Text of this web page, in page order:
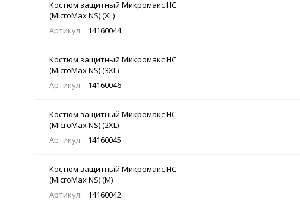
Костюм защитный Микромакс НС
(MicroMax NS) (XL)
Артикул:
14160044
Костюм защитный Микромакс НС
(MicroMax NS) (3XL)
Артикул:
14160046
Костюм защитный Микромакс НС
(MicroMax NS) (2XL)
Артикул:
14160045
Костюм защитный Микромакс НС
(MicroMax NS) (M)
Артикул:
14160042